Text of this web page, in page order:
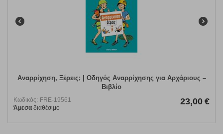
Αναρρίχηση, Ξέρεις; | Οδηγός Αναρρίχησης για Αρχάριους –
Βιβλίο
Κωδικός: FRE-19561
Άμεσα διαθέσιμο
23,00 €